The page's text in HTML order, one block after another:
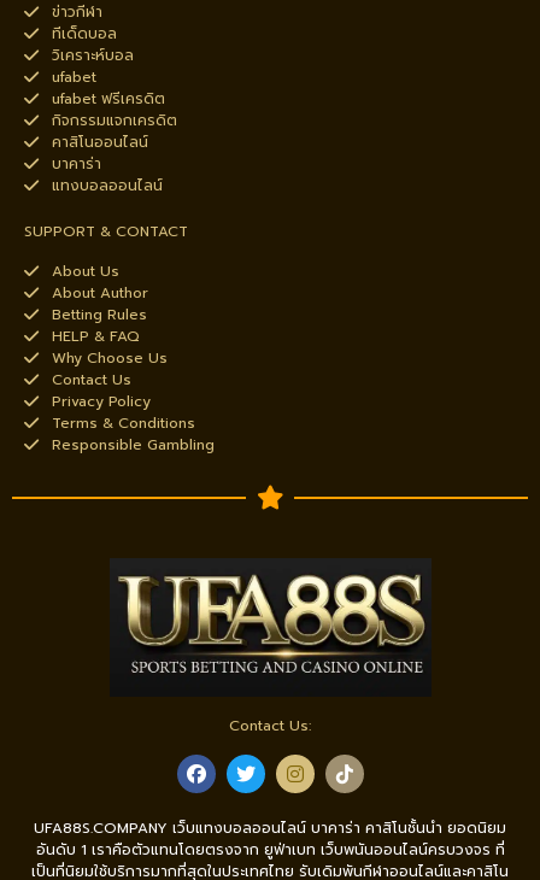
ข่าวกีฬา
ทีเด็ดบอล
วิเคราะห์บอล
ufabet
ufabet ฟรีเครดิต
กิจกรรมแจกเครดิต
คาสิโนออนไลน์
บาคาร่า
แทงบอลออนไลน์
SUPPORT & CONTACT
About Us
About Author
Betting Rules
HELP & FAQ
Why Choose Us
Contact Us
Privacy Policy
Terms & Conditions
Responsible Gambling
Contact Us:
UFA88S.COMPANY เว็บแทงบอลออนไลน์ บาคาร่า คาสิโนชั้นนำ ยอดนิยม
อันดับ 1 เราคือตัวแทนโดยตรงจาก ยูฟ่าเบท เว็บพนันออนไลน์ครบวงจร ที่
เป็นที่นิยมใช้บริการมากที่สุดในประเทศไทย รับเดิมพันกีฬาออนไลน์และคาสิโน